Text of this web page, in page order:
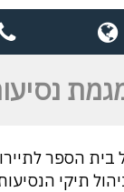
globe
הספר
תיקי